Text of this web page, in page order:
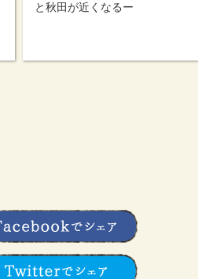
と秋田が近くなるー